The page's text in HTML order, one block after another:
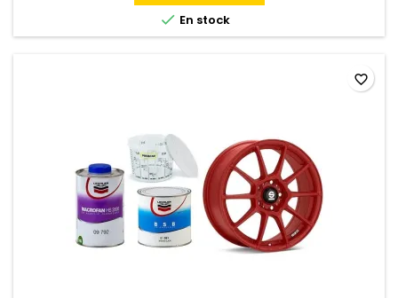
 En stock
favorite_border